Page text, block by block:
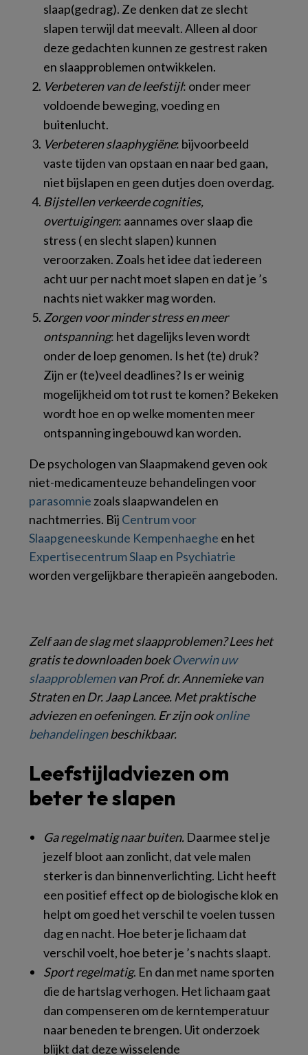
slaap(gedrag). Ze denken dat ze slecht
slapen terwijl dat meevalt. Alleen al door
deze gedachten kunnen ze gestrest raken
en slaapproblemen ontwikkelen.
Verbeteren van de leefstijl: onder meer
voldoende beweging, voeding en
buitenlucht.
Verbeteren slaaphygiëne: bijvoorbeeld
vaste tijden van opstaan en naar bed gaan,
niet bijslapen en geen dutjes doen overdag.
Bijstellen verkeerde cognities,
overtuigingen: aannames over slaap die
stress ( en slecht slapen) kunnen
veroorzaken. Zoals het idee dat iedereen
acht uur per nacht moet slapen en dat je ’s
nachts niet wakker mag worden.
Zorgen voor minder stress en meer
ontspanning: het dagelijks leven wordt
onder de loep genomen. Is het (te) druk?
Zijn er (te)veel deadlines? Is er weinig
mogelijkheid om tot rust te komen? Bekeken
wordt hoe en op welke momenten meer
ontspanning ingebouwd kan worden.
De psychologen van Slaapmakend geven ook
niet-medicamenteuze behandelingen voor
parasomnie zoals slaapwandelen en
nachtmerries. Bij Centrum voor
Slaapgeneeskunde Kempenhaeghe en het
Expertisecentrum Slaap en Psychiatrie
worden vergelijkbare therapieën aangeboden.
Zelf aan de slag met slaapproblemen? Lees het
gratis te downloaden boekOverwin uw
slaapproblemenvan Prof. dr. Annemieke van
Straten en Dr. Jaap Lancee. Met praktische
adviezen en oefeningen. Er zijn ookonline
behandelingenbeschikbaar.
Leefstijladviezen om
beter te slapen
Ga regelmatig naar buiten. Daarmee stel je
jezelf bloot aan zonlicht, dat vele malen
sterker is dan binnenverlichting. Licht heeft
een positief effect op de biologische klok en
helpt om goed het verschil te voelen tussen
dag en nacht. Hoe beter je lichaam dat
verschil voelt, hoe beter je ’s nachts slaapt.
Sport regelmatig. En dan met name sporten
die de hartslag verhogen. Het lichaam gaat
dan compenseren om de kerntemperatuur
naar beneden te brengen. Uit onderzoek
blijkt dat deze wisselende